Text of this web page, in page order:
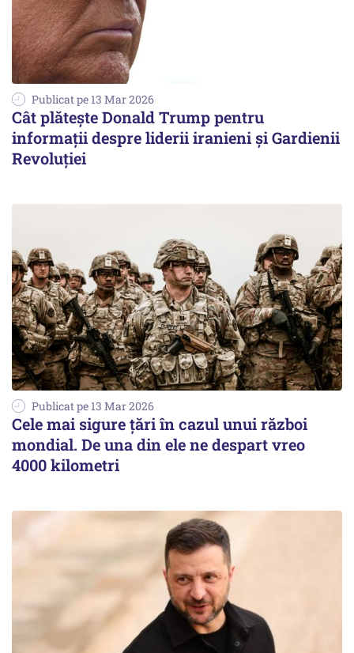
Publicat pe 13 Mar 2026
Cât plătește Donald Trump pentru
informații despre liderii iranieni și Gardienii
Revoluției
Publicat pe 13 Mar 2026
Cele mai sigure țări în cazul unui război
mondial. De una din ele ne despart vreo
4000 kilometri